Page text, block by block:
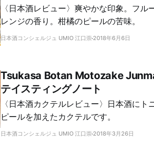
〈日本酒レビュー〉爽やかな印象。フ
レンジの香り。柑橘のピールの苦味。
日本酒コンシェルジュ UMIO 江口崇 2018年6月6日
Tsukasa Botan Motozake
テイスティングノート
〈日本酒カクテルレビュー〉日本酒に
ピールを加えたカクテルです。
日本酒コンシェルジュ UMIO 江口崇 2018年3月26日